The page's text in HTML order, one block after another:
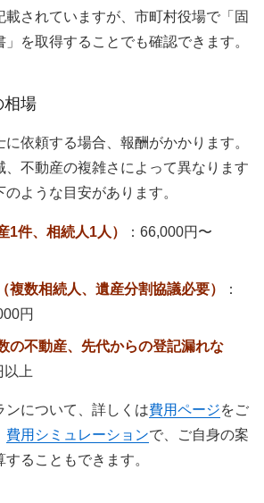
載されていますが、市町村役場で「固
を取得することでも確認できます。
相場
依頼する場合、報酬がかかります。
、不動産の複雑さによって異なります
ような目安があります。
1件、相続人1人）
：66,000円〜
複数相続人、遺産分割協議必要）
：
円
の不動産、先代からの登記漏れな
以上
ンについて、詳しくは費用ページをご
費用シミュレーションで、ご自身の案
ることもできます。